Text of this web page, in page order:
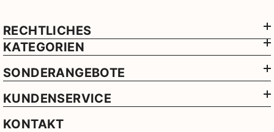
RECHTLICHES
KATEGORIEN
SONDERANGEBOTE
KUNDENSERVICE
KONTAKT